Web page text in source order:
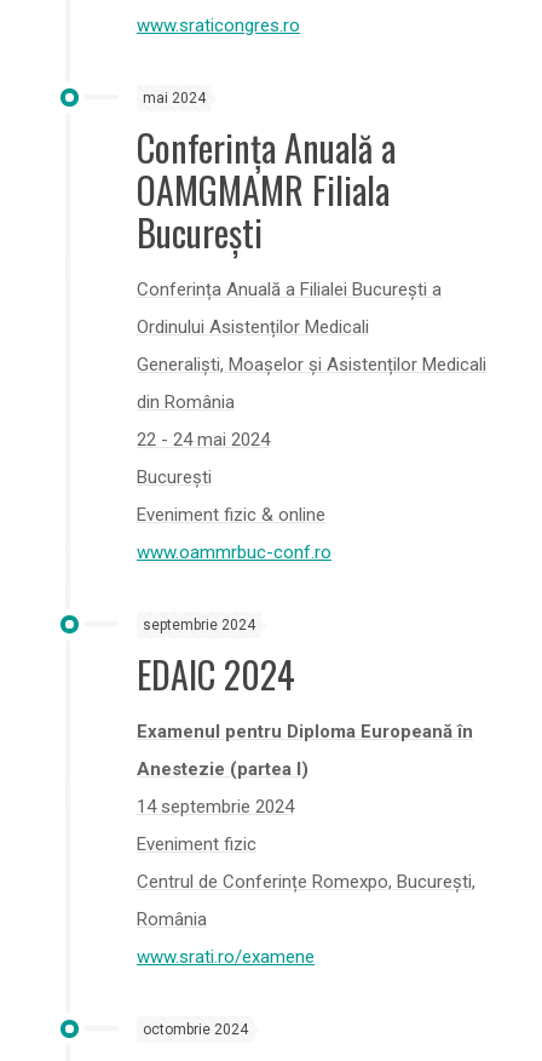
www.sraticongres.ro
mai 2024
Conferința Anuală a
OAMGMAMR Filiala
București
Conferința Anuală a Filialei București a
Ordinului Asistenților Medicali
Generaliști, Moașelor și Asistenților Medicali
din România
22 - 24 mai 2024
București
Eveniment fizic & online
www.oammrbuc-conf.ro
septembrie 2024
EDAIC 2024
Examenul pentru Diploma Europeană în
Anestezie (partea I)
14 septembrie 2024
Eveniment fizic
Centrul de Conferințe Romexpo, București,
România
www.srati.ro/examene
octombrie 2024